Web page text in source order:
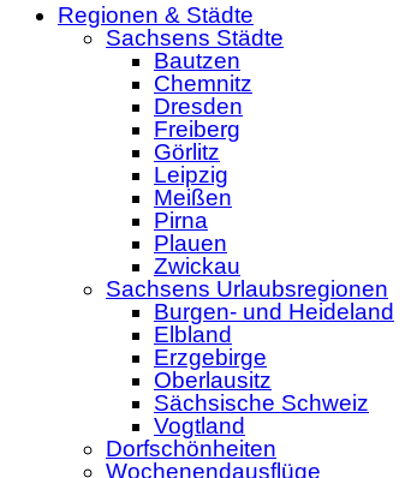
Regionen & Städte
Sachsens Städte
Bautzen
Chemnitz
Dresden
Freiberg
Görlitz
Leipzig
Meißen
Pirna
Plauen
Zwickau
Sachsens Urlaubsregionen
Burgen- und Heideland
Elbland
Erzgebirge
Oberlausitz
Sächsische Schweiz
Vogtland
Dorfschönheiten
Wochenendausflüge